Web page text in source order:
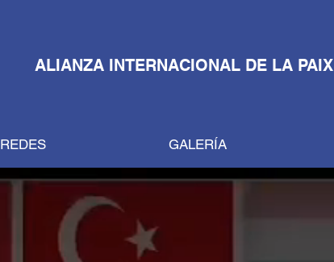
ALIANZA INTERNACIONAL DE LA PAIX
REDES GALERÍA